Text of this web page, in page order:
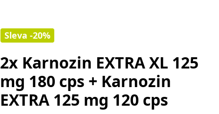
Sleva -20%
2x Karnozin EXTRA XL 125
mg 180 cps + Karnozin
EXTRA 125 mg 120 cps